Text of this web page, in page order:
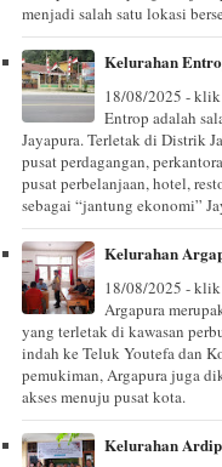
menjadi salah satu lokasi
Kelurahan
18/08/2025 -
Entrop adalah
Jayapura. Terletak di Distrik
pusat perdagangan,
pusat perbelanjaan, hotel,
sebagai “jantung ekonomi”
Kelurahan
18/08/2025 -
Argapura
yang terletak di kawasan
indah ke Teluk Youtefa dan
pemukiman, Argapura juga
akses menuju pusat kota.
Kelurahan